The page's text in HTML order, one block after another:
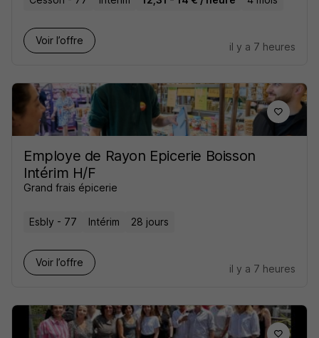
Voir l’offre
il y a 7 heures
Employe de Rayon Epicerie Boisson
Intérim H/F
Grand frais épicerie
Esbly - 77 Intérim 28 jours
Voir l’offre
il y a 7 heures